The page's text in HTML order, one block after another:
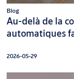
Blog
Au-delà de la
automatiques
2026-05-29